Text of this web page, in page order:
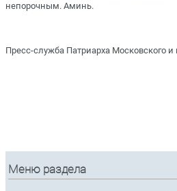
непорочным. Аминь.
Пресс-служба Патриарха Московского и
Меню раздела